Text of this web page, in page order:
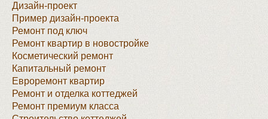
Дизайн-проект
Пример дизайн-проекта
Ремонт под ключ
Ремонт квартир в новостройке
Косметический ремонт
Капитальный ремонт
Евроремонт квартир
Ремонт и отделка коттеджей
Ремонт премиум класса